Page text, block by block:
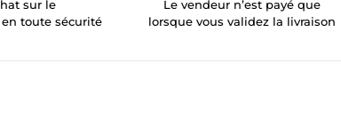
sur le
toute sécurité
Le vendeur n’est payé que
lorsque vous validez la livraison